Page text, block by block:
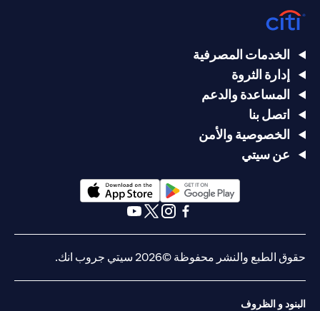
الخدمات المصرفية
إدارة الثروة
المساعدة والدعم
اتصل بنا
الخصوصية والأمن
عن سيتي
opens in a new tab
opens in a new tab
حقوق الطبع والنشر محفوظة ©2026 سيتي جروب انك.
البنود و الظروف